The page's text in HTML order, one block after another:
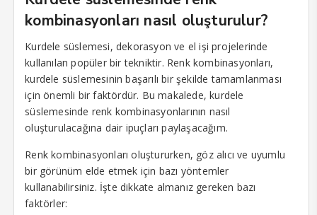
panel
Hacklink
satın al
kombinasyonları nasıl oluşturulur?
Kurdele süslemesi, dekorasyon ve el işi projelerinde
kullanılan popüler bir tekniktir. Renk kombinasyonları,
kurdele süslemesinin başarılı bir şekilde tamamlanması
için önemli bir faktördür. Bu makalede, kurdele
süslemesinde renk kombinasyonlarının nasıl
oluşturulacağına dair ipuçları paylaşacağım.
Renk kombinasyonları oluştururken, göz alıcı ve uyumlu
bir görünüm elde etmek için bazı yöntemler
kullanabilirsiniz. İşte dikkate almanız gereken bazı
faktörler: